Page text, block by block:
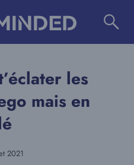
les
mais en
2021